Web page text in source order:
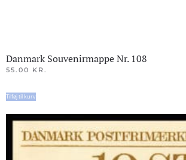
Danmark Souvenirmappe Nr. 108
55.00 KR.
Tilføj til kurv